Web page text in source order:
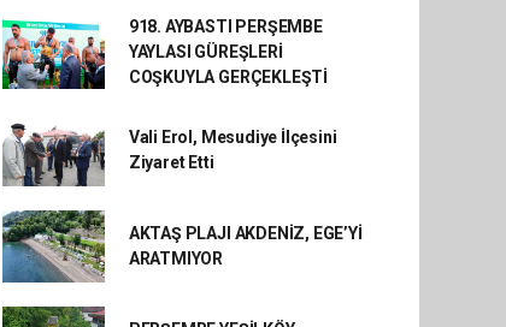
918. AYBASTI PERŞEMBE
YAYLASI GÜREŞLERİ
COŞKUYLA GERÇEKLEŞTİ
Vali Erol, Mesudiye İlçesini
Ziyaret Etti
AKTAŞ PLAJI AKDENİZ, EGE’Yİ
ARATMIYOR